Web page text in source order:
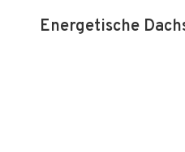
Energetische